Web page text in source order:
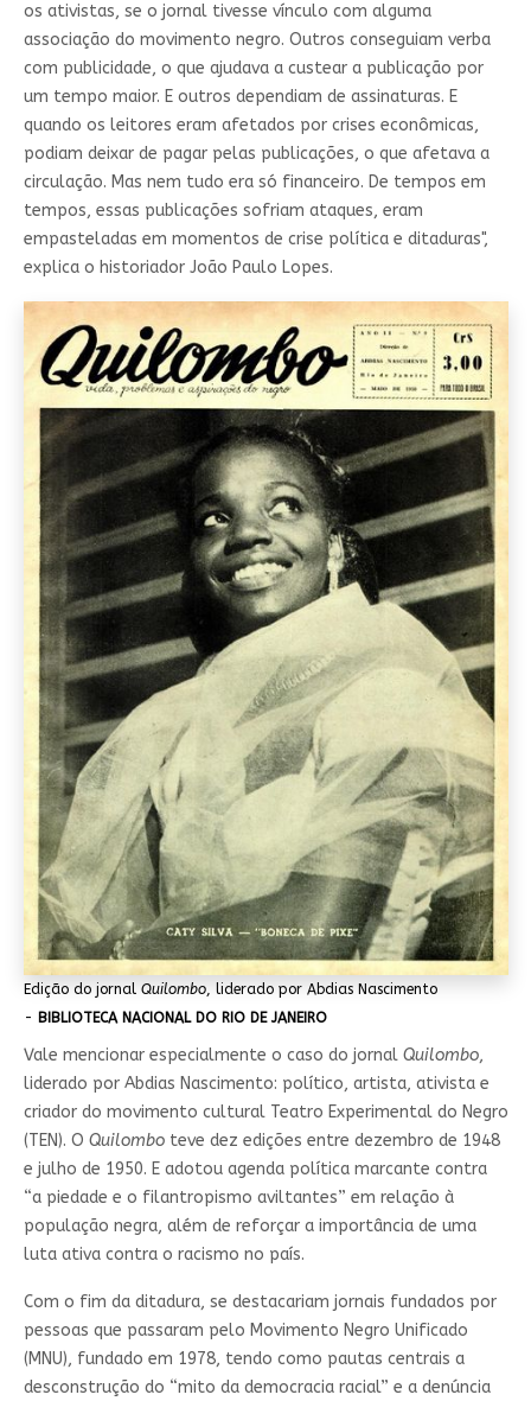
os ativistas, se o jornal tivesse vínculo com alguma
associação do movimento negro. Outros conseguiam verba
com publicidade, o que ajudava a custear a publicação por
um tempo maior. E outros dependiam de assinaturas. E
quando os leitores eram afetados por crises econômicas,
podiam deixar de pagar pelas publicações, o que afetava a
circulação. Mas nem tudo era só financeiro. De tempos em
tempos, essas publicações sofriam ataques, eram
empasteladas em momentos de crise política e ditaduras",
explica o historiador João Paulo Lopes.
Edição do jornalQuilombo, liderado por Abdias Nascimento
- BIBLIOTECA NACIONAL DO RIO DE JANEIRO
Vale mencionar especialmente o caso do jornalQuilombo,
liderado por Abdias Nascimento: político, artista, ativista e
criador do movimento cultural Teatro Experimental do Negro
(TEN). O Quilomboteve dez edições entre dezembro de 1948
e julho de 1950. E adotou agenda política marcante contra
“a piedade e o filantropismo aviltantes” em relação à
população negra, além de reforçar a importância de uma
luta ativa contra o racismo no país.
Com o fim da ditadura, se destacariam jornais fundados por
pessoas que passaram pelo Movimento Negro Unificado
(MNU), fundado em 1978, tendo como pautas centrais a
desconstrução do “mito da democracia racial” e a denúncia